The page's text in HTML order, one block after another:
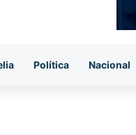
Política Nacional